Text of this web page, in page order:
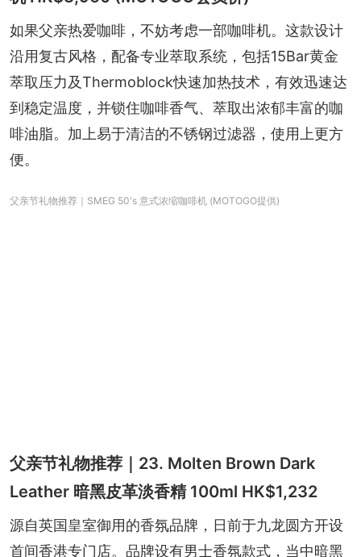
如果父亲热爱咖啡，不妨考虑一部咖啡机。这款设计
沿用复古风格，配备专业萃取系统，包括15Bar黄金
萃取压力及Thermoblock快速加热技术，有效迅速达
到稳定温度，并锁住咖啡香气、萃取出浓郁丰富的咖
啡油脂。加上易于清洁的不锈钢过滤器，使用上更方
便。
父亲节礼物推荐｜SMEG 50's 意式浓缩咖啡机 (MOTOGO提供)
父亲节礼物推荐｜23. Molten Brown Dark
Leather 暗黑皮革淡香精 100ml HK$1,232
源自英国皇室御用的香氛品牌，日前于九龙圆方开设
首间香港专门店。品牌设有男士香氛款式，当中暗黑